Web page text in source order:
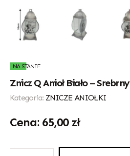
NA STANIE
Znicz Q Anioł Biało – Srebrny
Kategoria: ZNICZE ANIOŁKI
65,00 zł